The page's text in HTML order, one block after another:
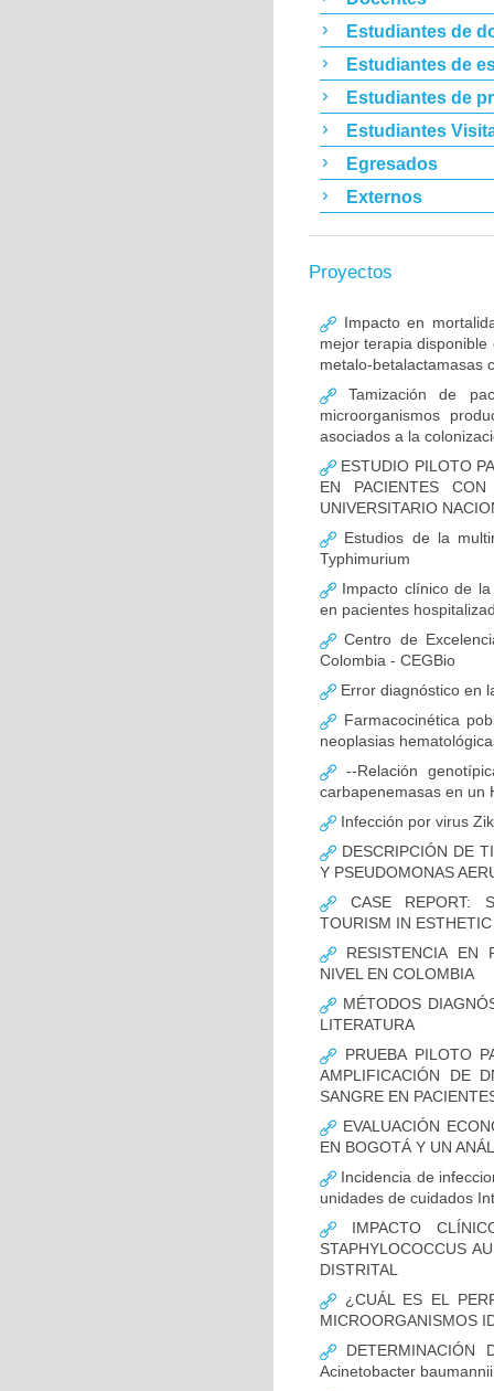
Estudiantes de
Estudiantes de
Estudiantes de
Estudiantes
Egresados
Externos
Proyectos
Impacto en
mejor terapia
metalo-betalactamasas
Tamización de
microorganismos
asociados a la
ESTUDIO PILOTO
EN PACIENTES
UNIVERSITARIO
Estudios de la
Typhimurium
Impacto clínico de
en pacientes
Centro de
Colombia - CEGBio
Error diagnóstico en
Farmacocinética
neoplasias
--Relación
carbapenemasas en un
Infección por virus
DESCRIPCIÓN DE
Y PSEUDOMONAS
CASE REPORT:
TOURISM IN
RESISTENCIA EN
NIVEL EN COLOMBIA
MÉTODOS
LITERATURA
PRUEBA PILOTO
AMPLIFICACIÓN DE
SANGRE EN
EVALUACIÓN
EN BOGOTÁ Y UN
Incidencia de
unidades de cuidados
IMPACTO
STAPHYLOCOCCUS
DISTRITAL
¿CUÁL ES EL
MICROORGANISMOS
DETERMINACIÓN
Acinetobacter